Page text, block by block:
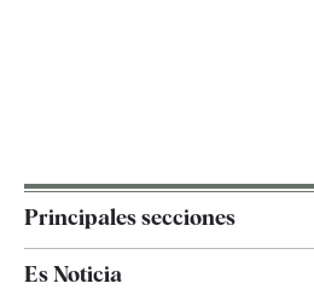
Principales secciones
España
Es Noticia